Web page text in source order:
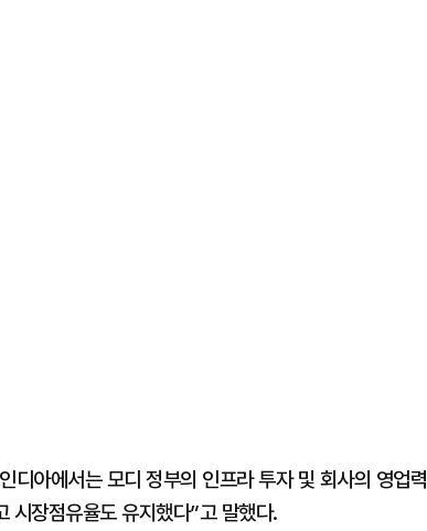
디아에서는 모디 정부의 인프라 투자 및 회사의 영업
시장점유율도 유지했다”고 말했다.